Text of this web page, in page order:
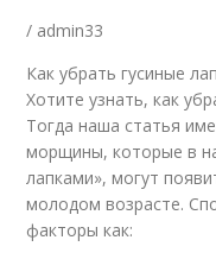
/ admin33
Как убрать гусиные
Хотите узнать, как
Тогда наша статья
морщины, которые в
лапками», могут
молодом возрасте.
факторы как: